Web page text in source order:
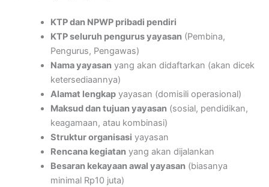
KTP dan NPWP pribadi pendiri
KTP seluruh pengurus yayasan(Pembina,
Pengurus, Pengawas)
Nama yayasanyang akan didaftarkan (akan dicek
ketersediaannya)
Alamat lengkapyayasan (domisili operasional)
Maksud dan tujuan yayasan(sosial, pendidikan,
keagamaan, atau kombinasi)
Struktur organisasi yayasan
Rencana kegiatanyang akan dijalankan
Besaran kekayaan awal yayasan(biasanya
minimal Rp10 juta)